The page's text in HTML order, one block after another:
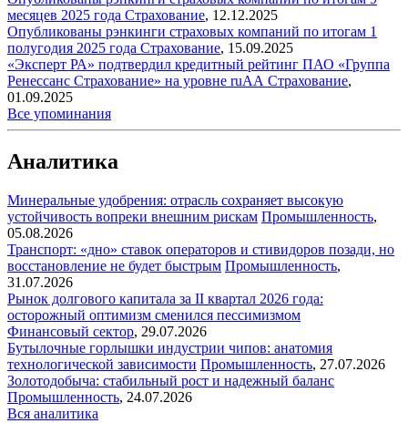
месяцев 2025 года Страхование, 12.12.2025
Опубликованы рэнкинги страховых компаний по итогам 1
полугодия 2025 года Страхование, 15.09.2025
«Эксперт РА» подтвердил кредитный рейтинг ПАО «Группа
Ренессанс Страхование» на уровне ruAА Страхование,
01.09.2025
Все упоминания
Аналитика
Минеральные удобрения: отрасль сохраняет высокую
устойчивость вопреки внешним рискам Промышленность,
05.08.2026
Транспорт: «дно» ставок операторов и стивидоров позади, но
восстановление не будет быстрым Промышленность,
31.07.2026
Рынок долгового капитала за II квартал 2026 года:
осторожный оптимизм сменился пессимизмом
Финансовый сектор, 29.07.2026
Бутылочные горлышки индустрии чипов: анатомия
технологической зависимости Промышленность, 27.07.2026
Золотодобыча: стабильный рост и надежный баланс
Промышленность, 24.07.2026
Вся аналитика